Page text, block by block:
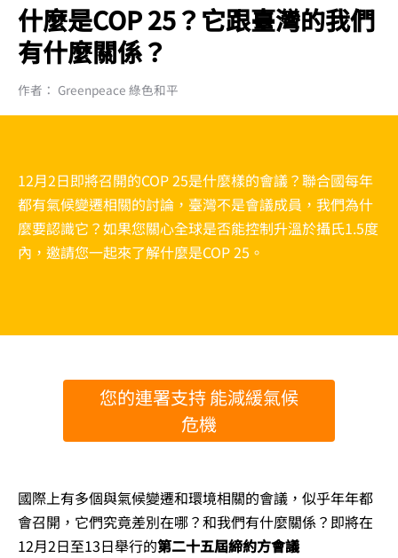
什麼是COP 25？它跟臺灣的我們
有什麼關係？
作者： Greenpeace 綠色和平
12月2日即將召開的COP 25是什麼樣的會議？聯合國每年
都有氣候變遷相關的討論，臺灣不是會議成員，我們為什
麼要認識它？如果您關心全球是否能控制升溫於攝氏1.5度
內，邀請您一起來了解什麼是COP 25。
您的連署支持 能減緩氣候
危機
國際上有多個與氣候變遷和環境相關的會議，似乎年年都
會召開，它們究竟差別在哪？和我們有什麼關係？即將在
12月2日至13日舉行的第二十五屆締約方會議